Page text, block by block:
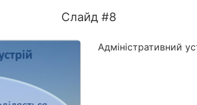
Слайд #8
Адміністративний